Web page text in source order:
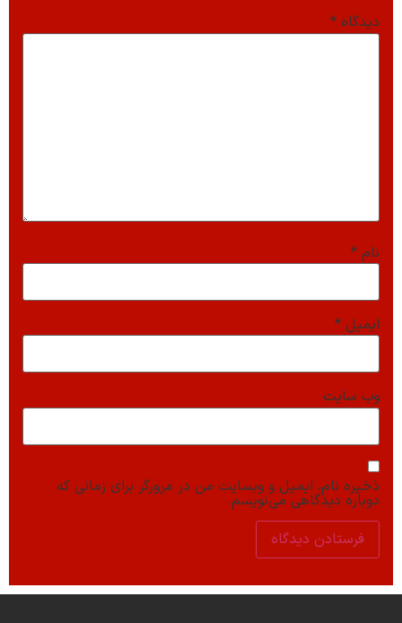
دیدگاه *
نام *
ایمیل *
وب‌ سایت
ذخیره نام، ایمیل و وبسایت من در مرورگر برای زمانی که
دوباره دیدگاهی می‌نویسم.